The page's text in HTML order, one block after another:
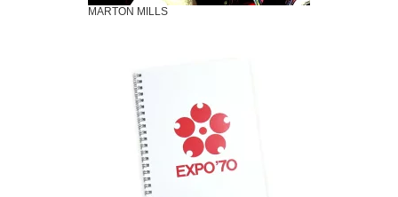
MARTON MILLS